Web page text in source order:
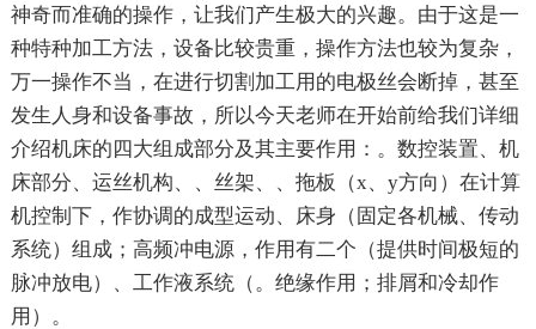
神奇而准确的操作，让我们产生极大的兴趣。由于这是一
种特种加工方法，设备比较贵重，操作方法也较为复杂，
万一操作不当，在进行切割加工用的电极丝会断掉，甚至
发生人身和设备事故，所以今天老师在开始前给我们详细
介绍机床的四大组成部分及其主要作用：。数控装置、机
床部分、运丝机构、、丝架、、拖板（x、y方向）在计算
机控制下，作协调的成型运动、床身（固定各机械、传动
系统）组成；高频冲电源，作用有二个（提供时间极短的
脉冲放电）、工作液系统（。绝缘作用；排屑和冷却作
用）。